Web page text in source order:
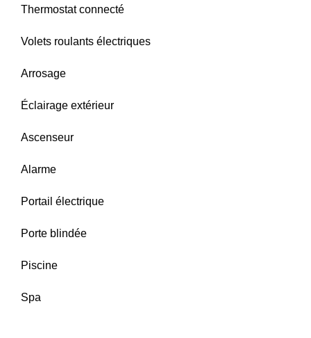
Thermostat connecté
Volets roulants électriques
Arrosage
Éclairage extérieur
Ascenseur
Alarme
Portail électrique
Porte blindée
Piscine
Spa